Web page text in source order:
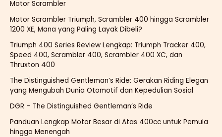
Motor Scrambler
Motor Scrambler Triumph, Scrambler 400 hingga Scrambler
1200 XE, Mana yang Paling Layak Dibeli?
Triumph 400 Series Review Lengkap: Triumph Tracker 400,
Speed 400, Scrambler 400, Scrambler 400 XC, dan
Thruxton 400
The Distinguished Gentleman’s Ride: Gerakan Riding Elegan
yang Mengubah Dunia Otomotif dan Kepedulian Sosial
DGR – The Distinguished Gentleman’s Ride
Panduan Lengkap Motor Besar di Atas 400cc untuk Pemula
hingga Menengah